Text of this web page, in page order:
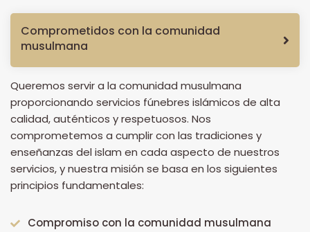
Comprometidos con la comunidad
musulmana
Queremos servir a la comunidad musulmana
proporcionando servicios fúnebres islámicos de alta
calidad, auténticos y respetuosos. Nos
comprometemos a cumplir con las tradiciones y
enseñanzas del islam en cada aspecto de nuestros
servicios, y nuestra misión se basa en los siguientes
principios fundamentales:
Compromiso con la comunidad musulmana